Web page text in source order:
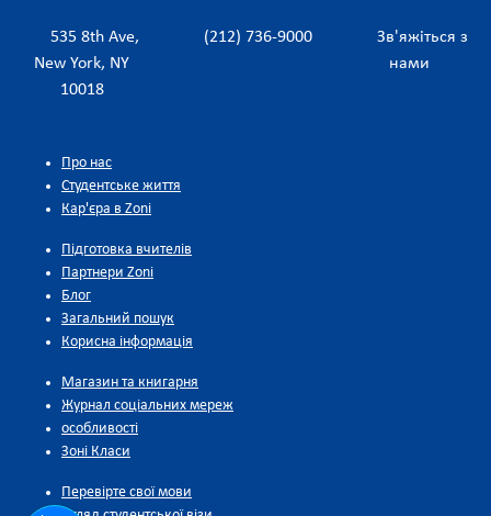
535 8th Ave,
New York, NY
10018
(212) 736-9000
Зв'яжіться з
нами
Про нас
Студентське життя
Кар'єра в Zoni
Підготовка вчителів
Партнери Zoni
Блог
Загальний пошук
Корисна інформація
Магазин та книгарня
Журнал соціальних мереж
особливості
Зоні Класи
Перевірте свої мови